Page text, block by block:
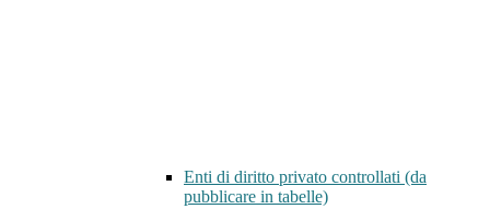
Enti di diritto privato controllati (da
pubblicare in tabelle)